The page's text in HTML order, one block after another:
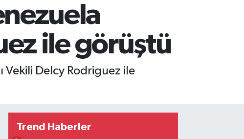
ile görüştü
Vekili Delcy Rodriguez ile
Trend Haberler